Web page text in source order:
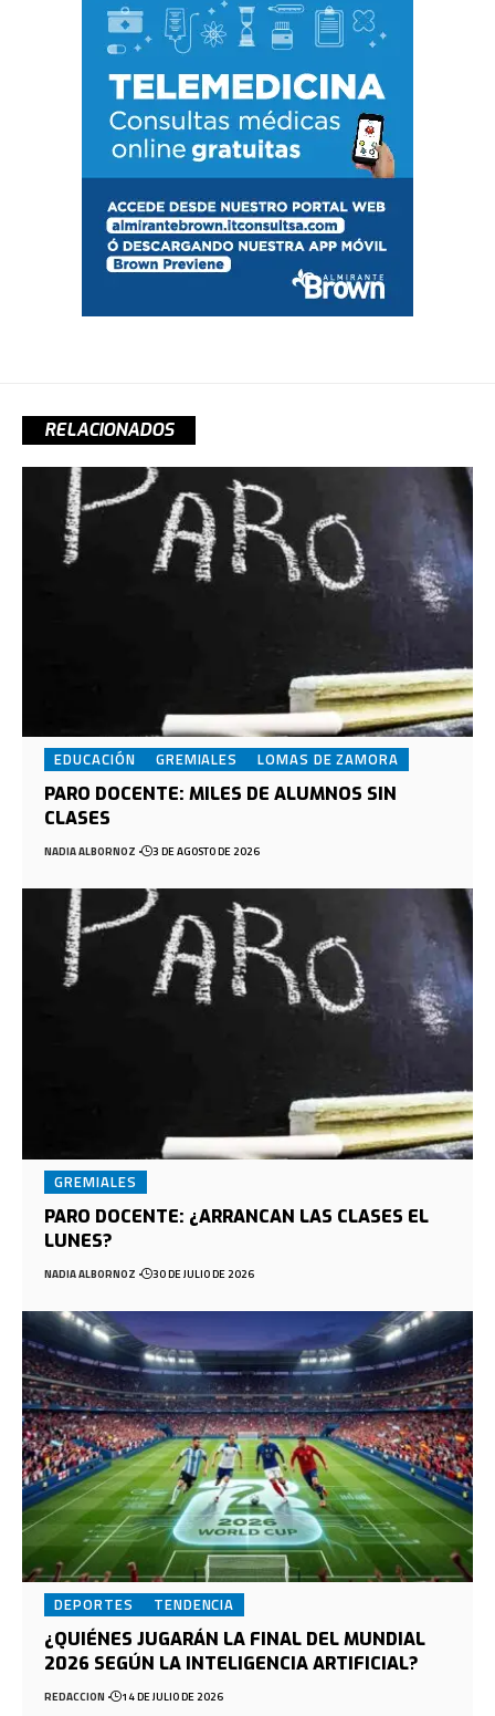
RELACIONADOS
EDUCACIÓN GREMIALES LOMAS DE ZAMORA
PARO DOCENTE: MILES DE ALUMNOS SIN
CLASES
NADIA ALBORNOZ 3 DE AGOSTO DE 2026
GREMIALES
PARO DOCENTE: ¿ARRANCAN LAS CLASES EL
LUNES?
NADIA ALBORNOZ 30 DE JULIO DE 2026
DEPORTES TENDENCIA
¿QUIÉNES JUGARÁN LA FINAL DEL MUNDIAL
2026 SEGÚN LA INTELIGENCIA ARTIFICIAL?
REDACCION 14 DE JULIO DE 2026